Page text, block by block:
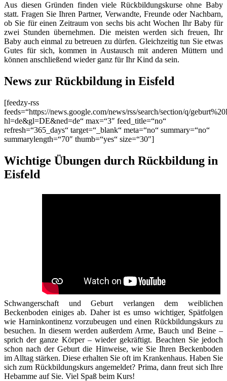
Aus diesen Gründen finden viele Rückbildungskurse ohne Baby
statt. Fragen Sie Ihren Partner, Verwandte, Freunde oder Nachbarn,
ob Sie für einen Zeitraum von sechs bis acht Wochen Ihr Baby für
zwei Stunden übernehmen. Die meisten werden sich freuen, Ihr
Baby auch einmal zu betreuen zu dürfen. Gleichzeitig tun Sie etwas
Gutes für sich, kommen in Austausch mit anderen Müttern und
können anschließend wieder ganz für Ihr Kind da sein.
News zur Rückbildung in Eisfeld
[feedzy-rss
feeds=“https://news.google.com/news/rss/search/section/q/
hl=de&gl=DE&ned=de“ max=“3″ feed_title=“no“
refresh=“365_days“ target=“_blank“ meta=“no“ summary=“no“
summarylength=“70″ thumb=“yes“ size=“30″]
Wichtige Übungen durch Rückbildung in
Eisfeld
Schwangerschaft und Geburt verlangen dem weiblichen
Beckenboden einiges ab. Daher ist es umso wichtiger, Spätfolgen
wie Harninkontinenz vorzubeugen und einen Rückbildungskurs zu
besuchen. In diesem werden außerdem Arme, Bauch und Beine –
sprich der ganze Körper – wieder gekräftigt. Beachten Sie jedoch
schon nach der Geburt die Hinweise, wie Sie Ihren Beckenboden
im Alltag stärken. Diese erhalten Sie oft im Krankenhaus. Haben Sie
sich zum Rückbildungskurs angemeldet? Prima, dann freut sich Ihre
Hebamme auf Sie. Viel Spaß beim Kurs!